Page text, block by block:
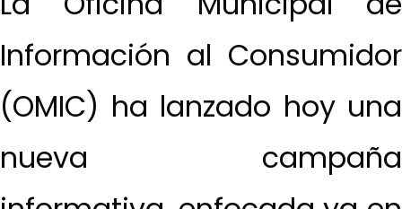
Información al Consumidor
(OMIC) ha lanzado hoy una
nueva campaña